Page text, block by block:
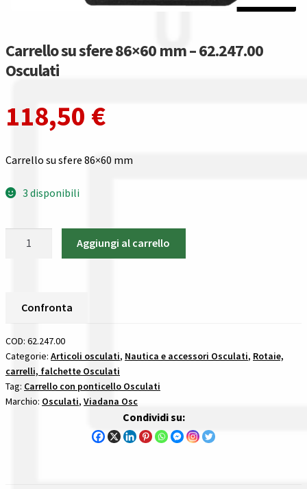
Acquisti in rete pubblica amministrazione
Assicurazione integrativa Garanzia3
Bonus fiscali 2025
Diritto di recesso
Gestione resi
Pagamenti
Confronta
I nostri negozi
Carrello su sfere 86×60 mm – 62.247.00
Osculati
118,50 €
Carrello su sfere 86×60 mm
3 disponibili
mm
62.247.00
Osculati
quantità
Aggiungi al carrello
Confronta
COD: 62.247.00
Categorie: Articoli osculati, Nautica e accessori Osculati, Rotaie,
carrelli, falchette Osculati
Tag: Carrello con ponticello Osculati
Marchio: Osculati, Viadana Osc
Condividi su: